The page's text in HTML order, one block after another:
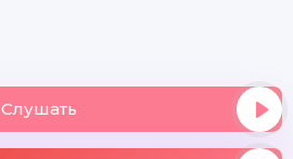
Слушать